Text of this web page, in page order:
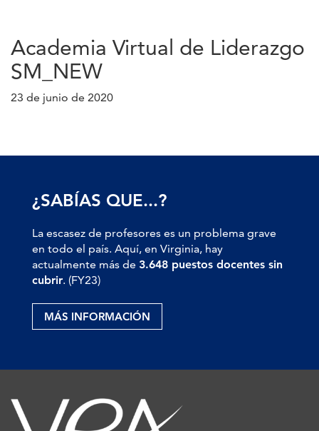
Academia Virtual de Liderazgo
SM_NEW
23 de junio de 2020
¿SABÍAS QUE...?
La escasez de profesores es un problema grave
en todo el país. Aquí, en Virginia, hay
actualmente más de 3.648 puestos docentes sin
cubrir. (FY23)
MÁS INFORMACIÓN